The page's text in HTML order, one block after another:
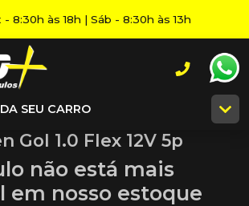
- 8:30h às 18h | Sáb - 8:30h às 13h
SEU CARRO
Gol 1.0 Flex 12V 5p
não está mais
em nosso estoque